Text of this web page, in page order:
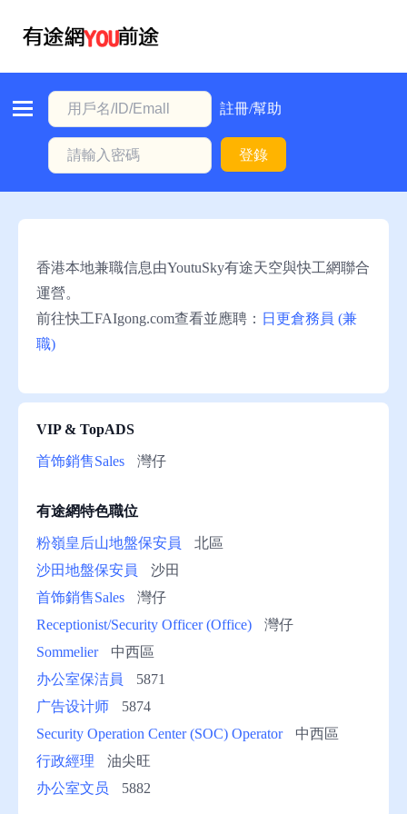
註冊/幫助
登錄
首
本
信
息
註
幫
助
香港本地兼職信息由YoutuSky有途天空與快工網聯合
運營。
前往快工FAIgong.com查看並應聘： 日更倉務員 (兼
職)
VIP & TopADS
首饰銷售Sales 灣仔
有途網特色職位
粉嶺皇后山地盤保安員
北區
沙田地盤保安員
沙田
首饰銷售Sales
灣仔
Receptionist/Security Officer (Office)
灣仔
Sommelier
中西區
办公室保洁員
5871
广告设计师
5874
Security Operation Center (SOC) Operator
中西區
行政經理
油尖旺
办公室文员
5882